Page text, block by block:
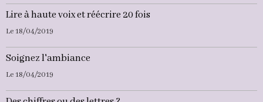
Lire à haute voix et réécrire 20 fois
Le 18/04/2019
Soignez l'ambiance
Le 18/04/2019